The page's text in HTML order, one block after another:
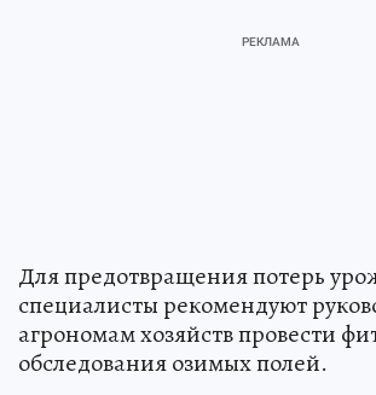
Для предотвращения потерь
специалисты рекомендуют
агрономам хозяйств провести
обследования озимых полей.